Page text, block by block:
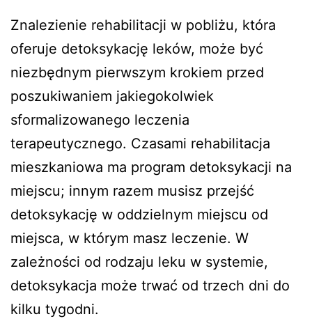
Znalezienie rehabilitacji w pobliżu, która
oferuje detoksykację leków, może być
niezbędnym pierwszym krokiem przed
poszukiwaniem jakiegokolwiek
sformalizowanego leczenia
terapeutycznego. Czasami rehabilitacja
mieszkaniowa ma program detoksykacji na
miejscu; innym razem musisz przejść
detoksykację w oddzielnym miejscu od
miejsca, w którym masz leczenie. W
zależności od rodzaju leku w systemie,
detoksykacja może trwać od trzech dni do
kilku tygodni.